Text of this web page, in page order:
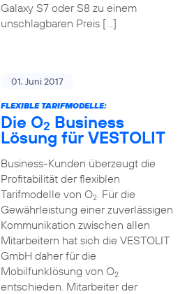
Galaxy S7 oder S8 zu einem
unschlagbaren Preis […]
01. Juni 2017
FLEXIBLE TARIFMODELLE:
Die O2 Business
Lösung für VESTOLIT
Business-Kunden überzeugt die
Profitabilität der flexiblen
Tarifmodelle von O2. Für die
Gewährleistung einer zuverlässigen
Kommunikation zwischen allen
Mitarbeitern hat sich die VESTOLIT
GmbH daher für die
Mobilfunklösung von O2
entschieden. Mitarbeiter der